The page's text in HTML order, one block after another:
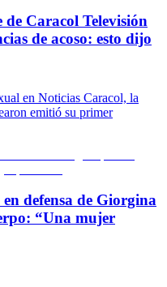
Caracol Televisión
de acoso: esto dijo
en Noticias Caracol, la
emitió su primer
defensa de Giorgina
“Una mujer